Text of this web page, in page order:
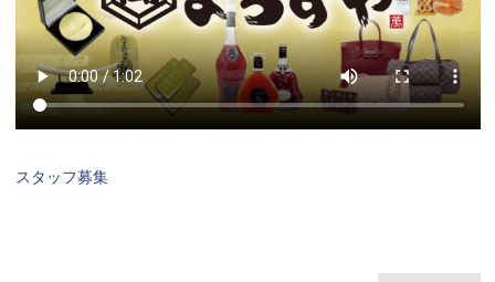
スタッフ募集